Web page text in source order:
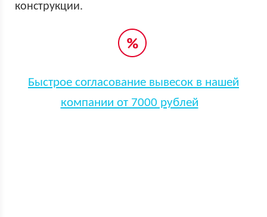
конструкции.
Быстрое согласование вывесок в нашей
компании от 7000 рублей